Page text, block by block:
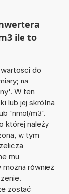
ile to
do
na
W ten
lub jej skrótna
'nmol/m3'.
której należy
w tym
mu
również
zostać